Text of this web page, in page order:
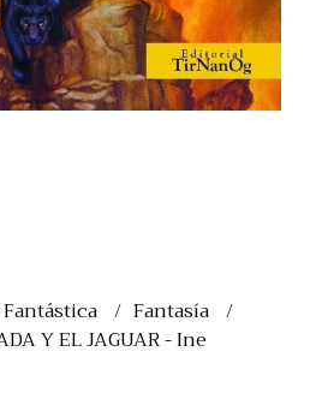
Fantasía
Y EL JAGUAR - Ine